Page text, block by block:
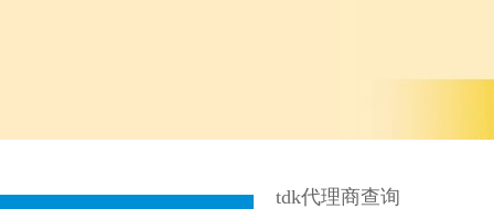
tdk代理商查询